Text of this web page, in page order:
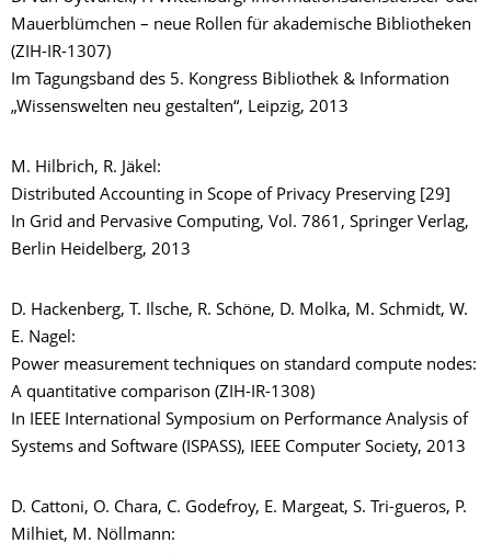
Mauerblümchen – neue Rollen für akademische Bibliotheken
(ZIH-IR-1307)
Im Tagungsband des 5. Kongress Bibliothek & Information
„Wissenswelten neu gestalten“, Leipzig, 2013
M. Hilbrich, R. Jäkel:
Distributed Accounting in Scope of Privacy Preserving [29]
In Grid and Pervasive Computing, Vol. 7861, Springer Verlag,
Berlin Heidelberg, 2013
D. Hackenberg, T. Ilsche, R. Schöne, D. Molka, M. Schmidt, W.
E. Nagel:
Power measurement techniques on standard compute nodes:
A quantitative comparison (ZIH-IR-1308)
In IEEE International Symposium on Performance Analysis of
Systems and Software (ISPASS), IEEE Computer Society, 2013
D. Cattoni, O. Chara, C. Godefroy, E. Margeat, S. Tri-gueros, P.
Milhiet, M. Nöllmann: